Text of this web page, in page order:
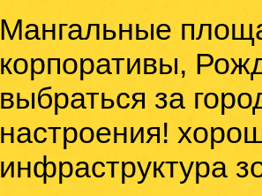
Мангальные
корпоративы,
выбраться за
настроения!
инфраструктура